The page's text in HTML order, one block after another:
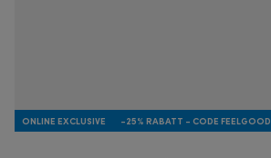
ONLINE EXCLUSIVE -25% RABATT - CODE FEELGOOD